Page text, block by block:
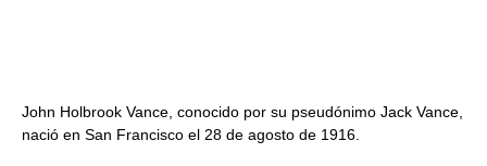
John Holbrook Vance, conocido por su pseudónimo Jack Vance,
nació en San Francisco el 28 de agosto de 1916.